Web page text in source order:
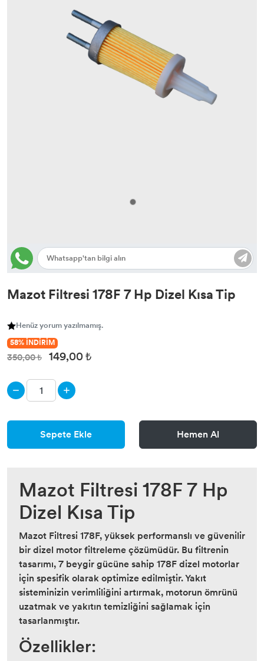
Mazot Filtresi 178F 7 Hp Dizel Kısa Tip
Henüz yorum yazılmamış.
58% İNDİRİM
350,00 ₺ 149,00 ₺
Sepete Ekle Hemen Al
Mazot Filtresi 178F 7 Hp
Dizel Kısa Tip
Mazot Filtresi 178F, yüksek performanslı ve güvenilir
bir dizel motor filtreleme çözümüdür. Bu filtrenin
tasarımı, 7 beygir gücüne sahip 178F dizel motorlar
için spesifik olarak optimize edilmiştir. Yakıt
sisteminizin verimliliğini artırmak, motorun ömrünü
uzatmak ve yakıtın temizliğini sağlamak için
tasarlanmıştır.
Özellikler: